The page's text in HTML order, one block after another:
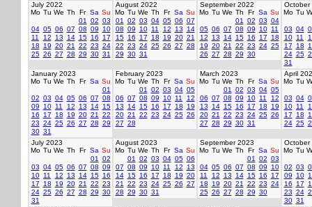
July 2022
Mo Tu We Th Fr Sa Su
01
02 03
04 05 06 07 08 09
10
11
12 13 14 15 16
17
18
19 20 21 22 23 24
25 26 27 28 29 30 31
August 2022
Mo Tu We Th Fr Sa Su
01
02 03 04 05 06 07
08 09 10 11 12 13
14
15 16 17 18 19 20 21
22 23 24 25 26 27 28
29 30 31
September 2022
Mo Tu We Th Fr Sa Su
01
02 03 04
05 06 07 08 09 10 11
12
13 14 15 16 17
18
19 20 21 22 23 24 25
26 27 28 29 30
October
Mo Tu
03 04
10 11
17
18
24 25
31
January 2023
Mo Tu We Th Fr Sa Su
01
02 03 04 05 06 07 08
09
10 11 12 13 14 15
16
17 18 19 20 21
22
23 24 25 26 27 28 29
30 31
February 2023
Mo Tu We Th Fr Sa Su
01
02 03 04 05
06 07 08 09 10 11
12
13
14 15 16 17 18
19
20 21 22 23 24 25 26
27 28
March 2023
Mo Tu We Th Fr Sa Su
01
02 03 04 05
06 07 08 09 10 11
12
13
14 15 16 17 18
19
20 21 22 23 24 25 26
27 28 29 30 31
April
Mo Tu
03 04
10 11
17
18
24 25
July 2023
Mo Tu We Th Fr Sa Su
01
02
03 04 05 06 07 08 09
10 11 12 13 14 15 16
17
18 19 20 21 22 23
24 25 26 27 28 29 30
31
August 2023
Mo Tu We Th Fr Sa Su
01
02 03 04 05 06
07 08 09 10 11 12
13
14 15 16 17 18 19 20
21
22 23 24 25 26 27
28 29 30 31
September 2023
Mo Tu We Th Fr Sa Su
01
02 03
04 05 06 07 08 09
10
11
12 13 14 15 16
17
18
19 20 21 22 23 24
25 26 27 28 29 30
October
Mo Tu
02 03
09
10
16
17
23 24
30 31